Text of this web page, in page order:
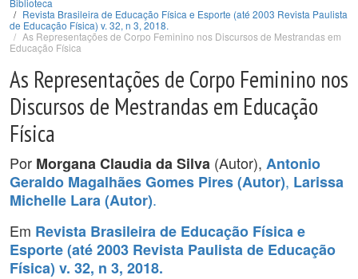
Biblioteca
Revista Brasileira de Educação Física e Esporte (até 2003 Revista Paulista
de Educação Física) v. 32, n 3, 2018.
As Representações de Corpo Feminino nos Discursos de Mestrandas em
Educação Física
As Representações de Corpo Feminino nos
Discursos de Mestrandas em Educação
Física
Por Morgana Claudia da Silva (Autor), Antonio
Geraldo Magalhães Gomes Pires (Autor), Larissa
Michelle Lara (Autor).
Em Revista Brasileira de Educação Física e
Esporte (até 2003 Revista Paulista de Educação
Física) v. 32, n 3, 2018.